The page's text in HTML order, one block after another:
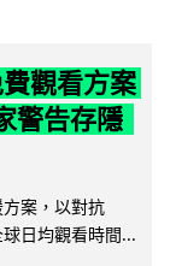
觀看方案
警告存隱
案，以對抗
日均觀看時間...